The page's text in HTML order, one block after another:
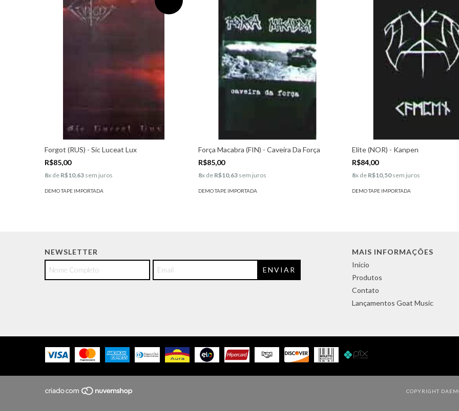
Forgot (RUS) - Sic Luceat Lux
R$85,00
8x de R$10,63 sem juros
DEMO TAPE IMPORTADA
Força Macabra (FIN) - Caveira Da Força
R$85,00
8x de R$10,63 sem juros
DEMO TAPE IMPORTADA
Elite (NOR) - Kanpen
R$84,00
8x de R$10,50sem juros
DEMO TAPE IMPORTADA
NEWSLETTER
MAIS INFORMAÇÕES
Início
Produtos
Contato
Lançamentos Goat Music
COPYRIGHT